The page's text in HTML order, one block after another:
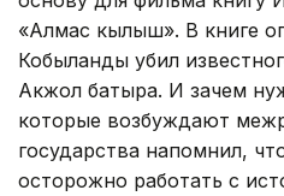
«Алмас кылыш». В книге
Кобыланды убил
Акжол батыра. И зачем
которые возбуждают
государства напомнил,
осторожно работать с